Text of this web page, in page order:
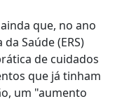
que, no ano
Saúde (ERS)
de cuidados
que já tinham
um "aumento